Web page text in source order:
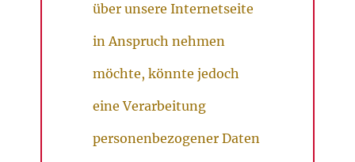
über unsere Internetseite
in Anspruch nehmen
möchte, könnte jedoch
eine Verarbeitung
personenbezogener Daten